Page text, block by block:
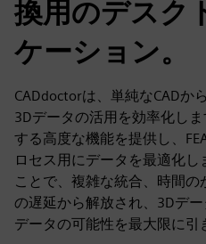
換用のデスク
ケーション。
CADdoctorは、単純なCADか
3Dデータの活用を効率化し
する高度な機能を提供し、
ロセス用にデータを最適化
ことで、複雑な統合、時間の
の遅延から解放され、3Dデ
データの可能性を最大限に引